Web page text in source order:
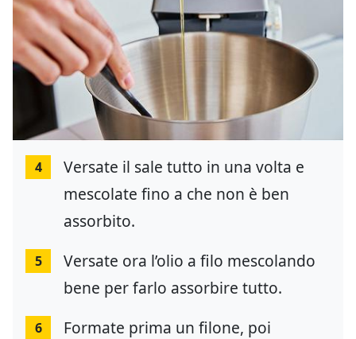
4
Versate il sale tutto in una volta e
mescolate fino a che non è ben
assorbito.
5
Versate ora l’olio a filo mescolando
bene per farlo assorbire tutto.
6
Formate prima un filone, poi